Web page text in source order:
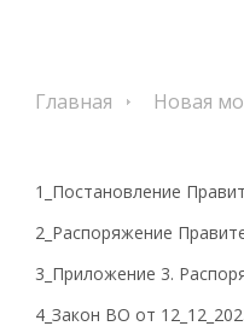
Главная Новая
1_Постановление
2_Распоряжение
3_Приложение 3.
4_Закон ВО от